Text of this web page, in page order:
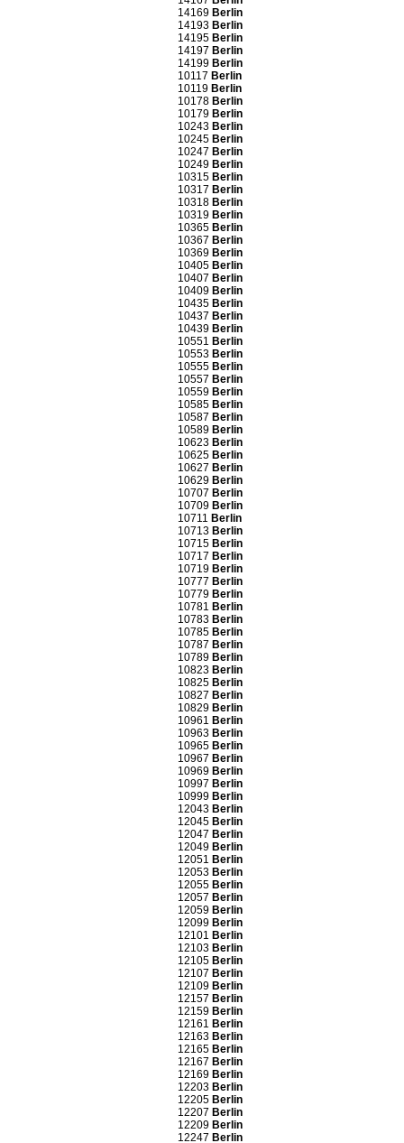
14169 Berlin
14193 Berlin
14195 Berlin
14197 Berlin
14199 Berlin
10117 Berlin
10119 Berlin
10178 Berlin
10179 Berlin
10243 Berlin
10245 Berlin
10247 Berlin
10249 Berlin
10315 Berlin
10317 Berlin
10318 Berlin
10319 Berlin
10365 Berlin
10367 Berlin
10369 Berlin
10405 Berlin
10407 Berlin
10409 Berlin
10435 Berlin
10437 Berlin
10439 Berlin
10551 Berlin
10553 Berlin
10555 Berlin
10557 Berlin
10559 Berlin
10585 Berlin
10587 Berlin
10589 Berlin
10623 Berlin
10625 Berlin
10627 Berlin
10629 Berlin
10707 Berlin
10709 Berlin
10711 Berlin
10713 Berlin
10715 Berlin
10717 Berlin
10719 Berlin
10777 Berlin
10779 Berlin
10781 Berlin
10783 Berlin
10785 Berlin
10787 Berlin
10789 Berlin
10823 Berlin
10825 Berlin
10827 Berlin
10829 Berlin
10961 Berlin
10963 Berlin
10965 Berlin
10967 Berlin
10969 Berlin
10997 Berlin
10999 Berlin
12043 Berlin
12045 Berlin
12047 Berlin
12049 Berlin
12051 Berlin
12053 Berlin
12055 Berlin
12057 Berlin
12059 Berlin
12099 Berlin
12101 Berlin
12103 Berlin
12105 Berlin
12107 Berlin
12109 Berlin
12157 Berlin
12159 Berlin
12161 Berlin
12163 Berlin
12165 Berlin
12167 Berlin
12169 Berlin
12203 Berlin
12205 Berlin
12207 Berlin
12209 Berlin
12247 Berlin